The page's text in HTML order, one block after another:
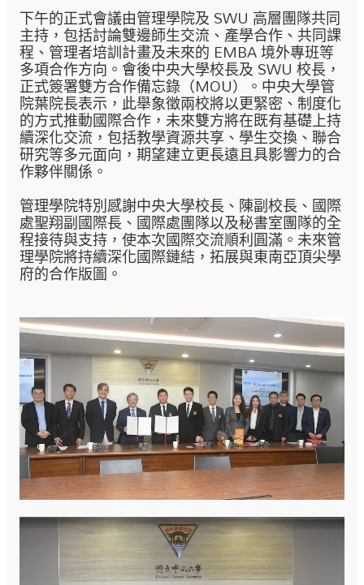
下午的正式會議由管理學院及 SWU 高層團隊共同
主持，包括討論雙邊師生交流、產學合作、共同課
程、管理者培訓計畫及未來的 EMBA 境外專班等
多項合作方向。會後中央大學校長及 SWU 校長，
正式簽署雙方合作備忘錄（MOU）。中央大學管
院葉院長表示，此舉象徵兩校將以更緊密、制度化
的方式推動國際合作，未來雙方將在既有基礎上持
續深化交流，包括教學資源共享、學生交換、聯合
研究等多元面向，期望建立更長遠且具影響力的合
作夥伴關係。
管理學院特別感謝中央大學校長、陳副校長、國際
處聖翔副國際長、國際處團隊以及秘書室團隊的全
程接待與支持，使本次國際交流順利圓滿。未來管
理學院將持續深化國際鏈結，拓展與東南亞頂尖學
府的合作版圖。